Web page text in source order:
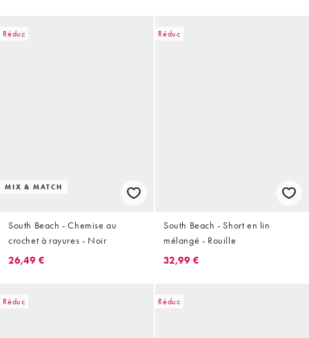
Réduc
MIX & MATCH
South Beach - Chemise au
crochet à rayures - Noir
26,49 €
Réduc
South Beach - Short en lin
mélangé - Rouille
32,99 €
Réduc Réduc